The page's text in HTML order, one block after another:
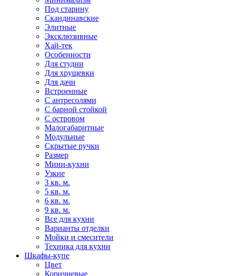
Под старину
Скандинавские
Элитные
Эксклюзивные
Хай-тек
Особенности
Для студии
Для хрущевки
Для дачи
Встроенные
С антресолями
С барной стойкой
С островом
Малогабаритные
Модульные
Скрытые ручки
Размер
Мини-кухни
Узкие
3 кв. м.
5 кв. м.
6 кв. м.
9 кв. м.
Все для кухни
Варианты отделки
Мойки и смесители
Техника для кухни
Шкафы-купе
Цвет
Коричневые